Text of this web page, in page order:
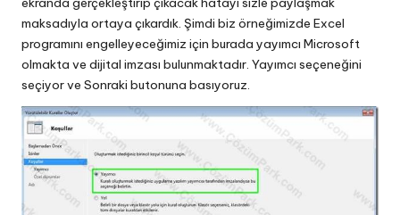
maksadıyla ortaya çıkardık. Şimdi biz örneğimizde Excel
programını engelleyeceğimiz için burada yayımcı Microsoft
olmakta ve dijital imzası bulunmaktadır. Yayımcı seçeneğini
seçiyor ve Sonraki butonuna basıyoruz.